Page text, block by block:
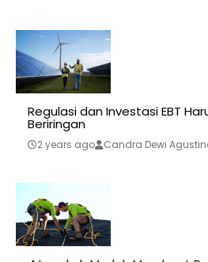
Regulasi dan Investasi EBT
Beriringan
2 years ago Candra Dewi